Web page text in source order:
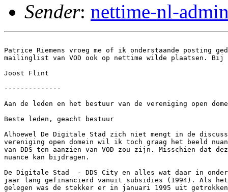
Sender: nettime-nl-
Patrice Riemens vroeg me of ik onderstaande posting
mailinglist van VOD ook op nettime wilde plaatsen. Bij
Joost Flint
--------------
Aan de leden en het bestuur van de vereniging open
Beste leden, geacht bestuur
Alhoewel De Digitale Stad zich niet mengt in de
vereniging open domein wil ik toch graag het beeld
van DDS ten aanzien van VOD zou zijn. Misschien dat
nuance kan bijdragen.
De Digitale Stad  - DDS City en alles wat daar in
jaar lang gefinancierd vanuit subsidies (1994). Als
gelegen was de stekker er in januari 1995 uit